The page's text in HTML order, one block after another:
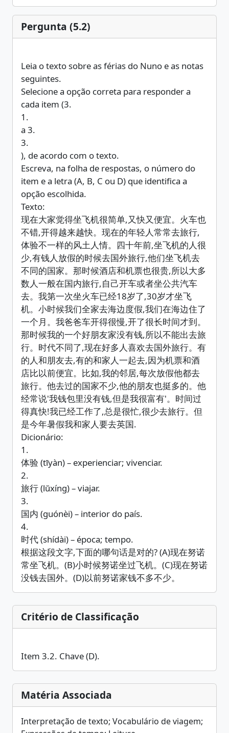
Pergunta (5.2)
Leia o texto sobre as férias do Nuno e as notas
seguintes.
Selecione a opção correta para responder a
cada item (3.
1.
a 3.
3.
), de acordo com o texto.
Escreva, na folha de respostas, o número do
item e a letra (A, B, C ou D) que identifica a
opção escolhida.
Texto:
现在大家觉得坐飞机很简单,又快又便宜。火车也
不错,开得越来越快。现在的年轻人常常去旅行,
体验不一样的风土人情。四十年前,坐飞机的人很
少,有钱人放假的时候去国外旅行,他们坐飞机去
不同的国家。那时候酒店和机票也很贵,所以大多
数人一般在国内旅行,自己开车或者坐公共汽车
去。我第一次坐火车已经18岁了,30岁才坐飞
机。小时候我们全家去海边度假,我们在海边住了
一个月。我爸爸车开得很慢,开了很长时间才到。
那时候我的一个好朋友家没有钱,所以不能出去旅
行。时代不同了,现在好多人喜欢去国外旅行。有
的人和朋友去,有的和家人一起去,因为机票和酒
店比以前便宜。比如,我的邻居,每次放假他都去
旅行。他去过的国家不少,他的朋友也挺多的。他
经常说'我钱包里没有钱,但是我很富有'。时间过
得真快!我已经工作了,总是很忙,很少去旅行。但
是今年暑假我和家人要去英国.
Dicionário:
1.
体验 (tīyàn) – experienciar; vivenciar.
2.
旅行 (lŭxíng) – viajar.
3.
国内 (guónèi) – interior do país.
4.
时代 (shídài) – época; tempo.
根据这段文字,下面的哪句话是对的? (A)现在努诺
常坐飞机。(B)小时候努诺坐过飞机。(C)现在努诺
没钱去国外。(D)以前努诺家钱不多不少。
Critério de Classificação
Item 3.2. Chave (D).
Matéria Associada
Interpretação de texto; Vocabulário de viagem;